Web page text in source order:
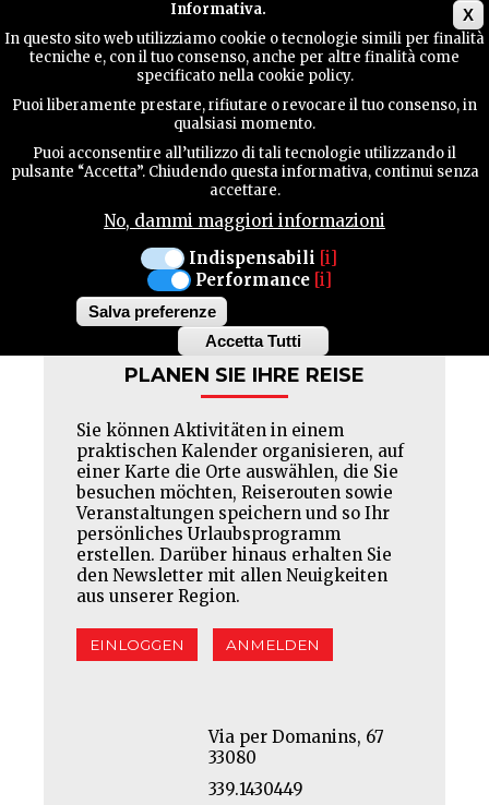
X
Informativa.
In questo sito web utilizziamo cookie o tecnologie simili per finalità
tecniche e, con il tuo consenso, anche per altre finalità come
specificato nella cookie policy.
Puoi liberamente prestare, rifiutare o revocare il tuo consenso, in
qualsiasi momento.
Puoi acconsentire all’utilizzo di tali tecnologie utilizzando il
pulsante “Accetta”. Chiudendo questa informativa, continui senza
accettare.
No, dammi maggiori informazioni
Indispensabili [i]
Performance [i]
Salva preferenze
Accetta Tutti
Withdraw
TERRITORIUM
KONTAKTE
AGRITOURISTISCHER GASTBETRIEB
AL PARCO
Geschlossen : LUN MAR
Facebook
Twitter
Pinterest
PLANEN SIE IHRE REISE
Sie können Aktivitäten in einem
praktischen Kalender organisieren, auf
einer Karte die Orte auswählen, die Sie
besuchen möchten, Reiserouten sowie
Veranstaltungen speichern und so Ihr
persönliches Urlaubsprogramm
erstellen. Darüber hinaus erhalten Sie
den Newsletter mit allen Neuigkeiten
aus unserer Region.
EINLOGGEN ANMELDEN
Via per Domanins, 67
33080
339.1430449